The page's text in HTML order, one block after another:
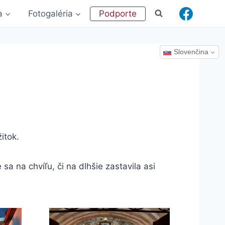
Fotogaléria Podporte
na chvíľu, či na dlhšie zastavila asi
Slovenčina